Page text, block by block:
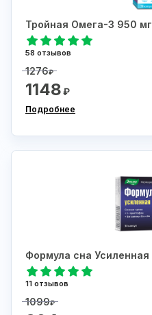
Тройная Омега-3 950 мг
58 отзывов
1276₽
1148₽
Подробнее
Формула сна Усиленная
11 отзывов
1099₽